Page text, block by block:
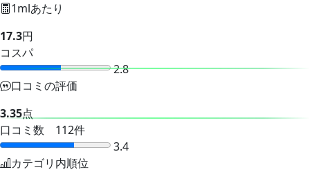
1mlあたり
17.3円
コスパ
2.8
口コミの評価
3.35点
口コミ数 112件
3.4
カテゴリ内順位